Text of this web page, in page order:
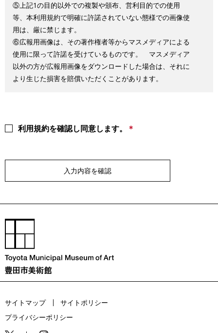
⑤上記1の目的以外での複製や頒布、営利目的での使用
等、本利用規約で明確に許諾されていない態様での画像使
用は、厳に禁じます。
⑥広報用画像は、その著作権者等からマスメディアによる
使用に限って許諾を受けているものです。 マスメディア
以外の方が広報用画像をダウンロードした場合は、それに
より生じた損害を賠償いただくことがあります。
利用規約を確認し同意します。
入力内容を確認
サイトマップ
サイトポリシー
プライバシーポリシー